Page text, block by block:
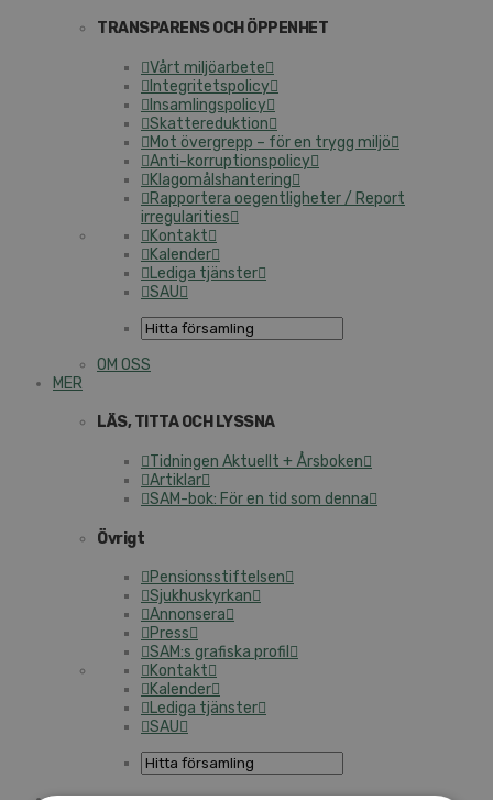
TRANSPARENS OCH ÖPPENHET
Vårt miljöarbete
Integritetspolicy
Insamlingspolicy
Skattereduktion
Mot övergrepp – för en trygg miljö
Anti-korruptionspolicy
Klagomålshantering
Rapportera oegentligheter / Report
irregularities
Kontakt
Kalender
Lediga tjänster
SAU
OM OSS
MER
LÄS, TITTA OCH LYSSNA
Tidningen Aktuellt + Årsboken
Artiklar
SAM-bok: För en tid som denna
Övrigt
Pensionsstiftelsen
Sjukhuskyrkan
Annonsera
Press
SAM:s grafiska profil
Kontakt
Kalender
Lediga tjänster
SAU